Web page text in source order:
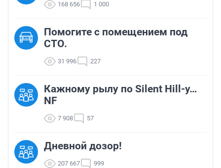
168 656 1 000
Помогите с помещением под
СТО.
31 996 227
Кажному рылу по Silent Hill-у…
NF
7 908 57
Дневной дозор!
207 667 999